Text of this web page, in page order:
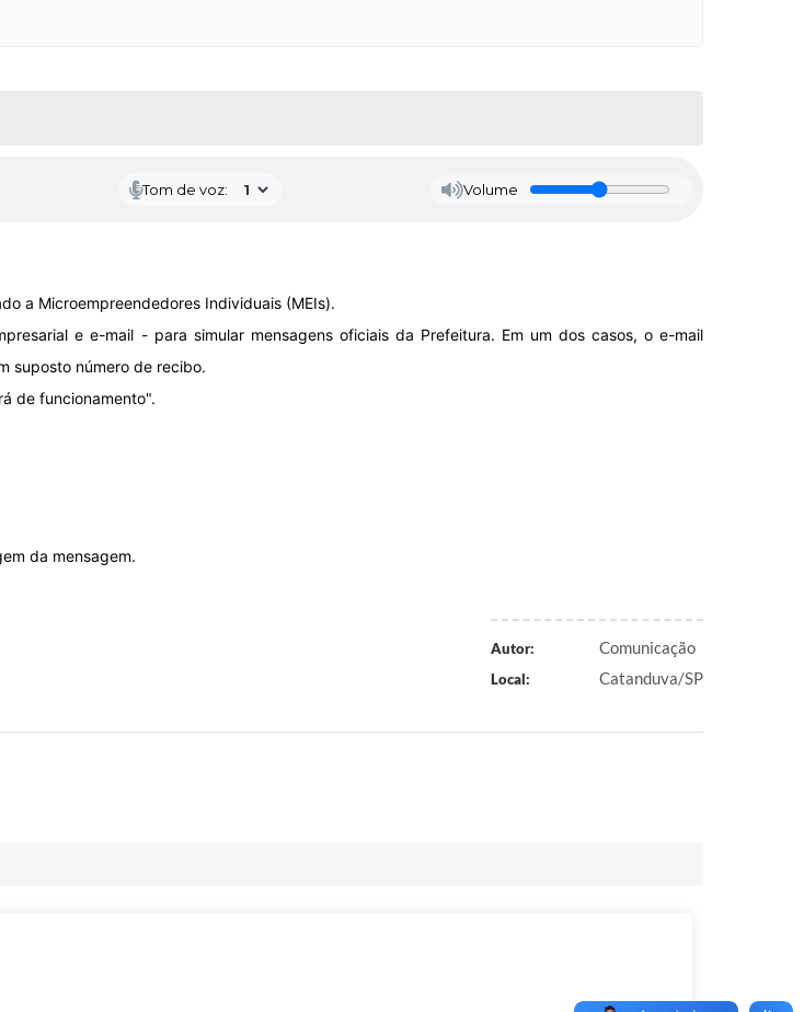
Tom de voz: Volume
a Microempreendedores Individuais (MEIs).
e e-mail - para simular mensagens oficiais da Prefeitura. Em um dos casos, o e-mail
suposto número de recibo.
de funcionamento".
da mensagem.
Autor: Comunicação
Local: Catanduva/SP